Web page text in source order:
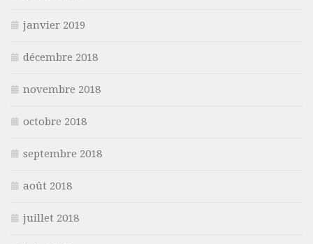
janvier 2019
décembre 2018
novembre 2018
octobre 2018
septembre 2018
août 2018
juillet 2018